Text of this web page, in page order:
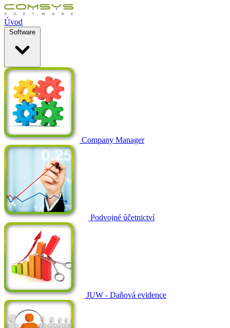
Úvod
Software
Company Manager
Podvojné účetnictví
JUW - Daňová evidence